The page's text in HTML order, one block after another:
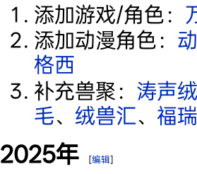
添加游戏/角色：
添加动漫角色：
格西
补充兽聚： 涛声绒
毛、 绒兽汇、 福
2025年 [编辑]